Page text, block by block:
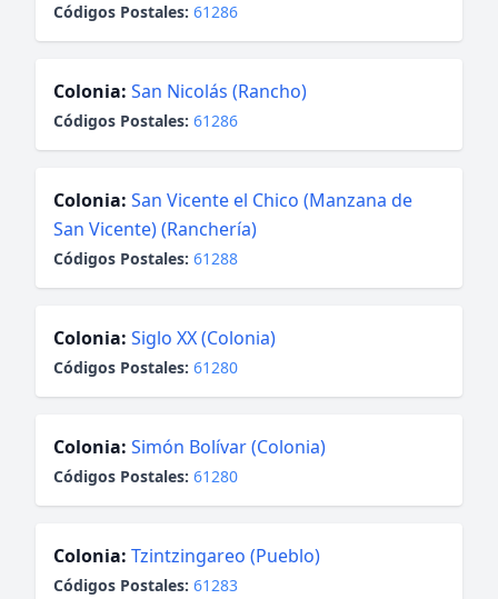
Códigos Postales: 61286
Colonia: San Nicolás (Rancho)
Códigos Postales: 61286
Colonia: San Vicente el Chico (Manzana de
San Vicente) (Ranchería)
Códigos Postales: 61288
Colonia: Siglo XX (Colonia)
Códigos Postales: 61280
Colonia: Simón Bolívar (Colonia)
Códigos Postales: 61280
Colonia: Tzintzingareo (Pueblo)
Códigos Postales: 61283